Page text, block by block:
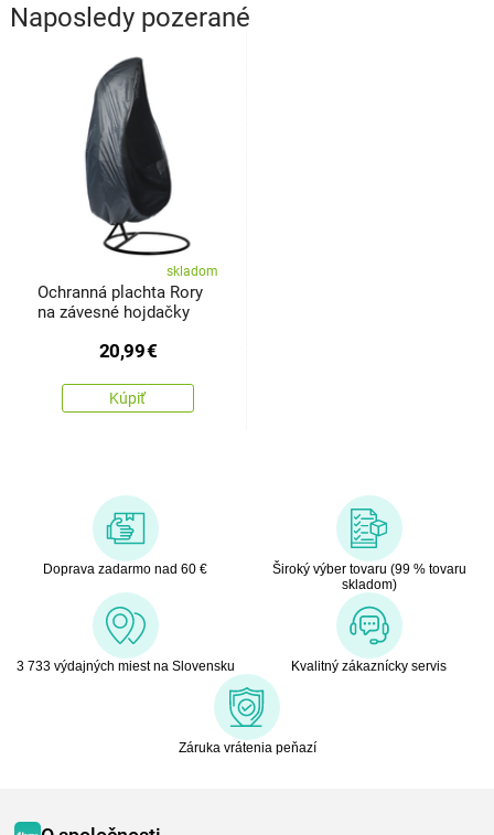
Naposledy pozerané
skladom
Ochranná plachta Rory
na závesné hojdačky
20,99€
Kúpiť
Doprava zadarmo nad 60 €
Široký výber tovaru (99 % tovaru
skladom)
3 733 výdajných miest na Slovensku Kvalitný zákaznícky servis
Záruka vrátenia peňazí